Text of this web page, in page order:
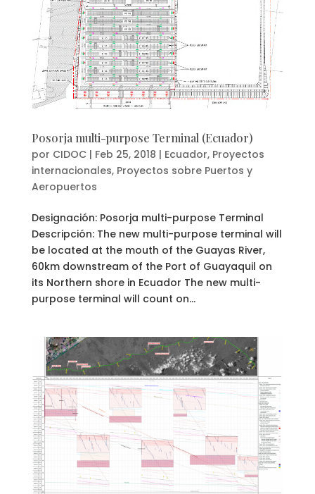
Posorja multi-purpose Terminal (Ecuador)
por CIDOC| Feb 25, 2018 | Ecuador, Proyectos
internacionales, Proyectos sobre Puertos y
Aeropuertos
Designación: Posorja multi-purpose Terminal
Descripción: The new multi-purpose terminal will
be located at the mouth of the Guayas River,
60km downstream of the Port of Guayaquil on
its Northern shore in Ecuador The new multi-
purpose terminal will count on...